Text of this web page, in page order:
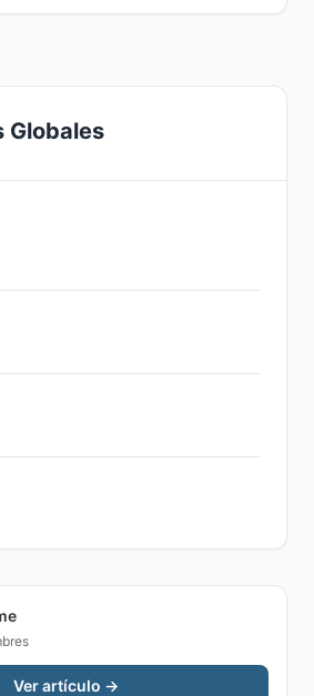
Globales
Ver artículo →